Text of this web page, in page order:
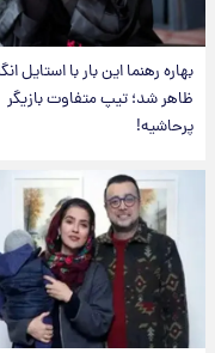
بهاره رهنما این بار با استایل
ظاهر شد؛ تیپ متفاوت بازیگر
پرحاشیه!